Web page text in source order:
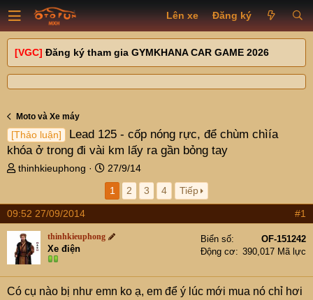
Lên xe Đăng ký
[VGC] Đăng ký tham gia GYMKHANA CAR GAME 2026
Moto và Xe máy
[Thảo luận]
Lead 125 - cốp nóng rực, để chùm chìía
khóa ở trong đi vài km lấy ra gần bỏng tay
T
e
a
d
s
t
r
thinhkieuphong
N
g
à
y
ử
27/9/14
1
2 3 4 Tiếp
09:52 27/09/2014 #1
thinhkieuphong
Xe điện
Biển số
OF-151242
Động cơ
390,017 Mã lực
Có cụ nào bị như emn ko ạ, em để ý lúc mới mua nó chỉ hơi